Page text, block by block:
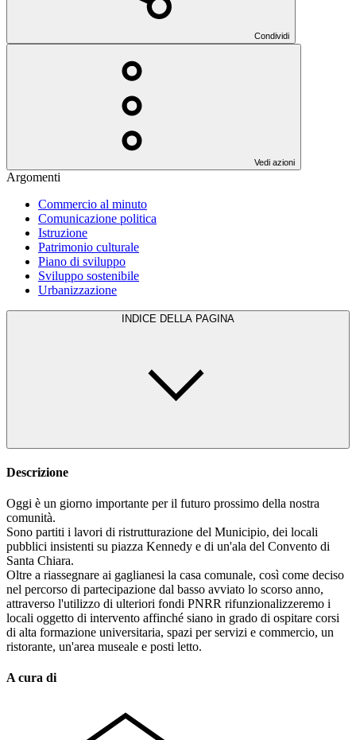
Condividi
Vedi azioni
Argomenti
Commercio al minuto
Comunicazione politica
Istruzione
Patrimonio culturale
Piano di sviluppo
Sviluppo sostenibile
Urbanizzazione
INDICE DELLA PAGINA
Descrizione
Oggi è un giorno importante per il futuro prossimo della nostra
comunità.
Sono partiti i lavori di ristrutturazione del Municipio, dei locali
pubblici insistenti su piazza Kennedy e di un'ala del Convento di
Santa Chiara.
Oltre a riassegnare ai gaglianesi la casa comunale, così come deciso
nel percorso di partecipazione dal basso avviato lo scorso anno,
attraverso l'utilizzo di ulteriori fondi PNRR rifunzionalizzeremo i
locali oggetto di intervento affinché siano in grado di ospitare corsi
di alta formazione universitaria, spazi per servizi e commercio, un
ristorante, un'area museale e posti letto.
A cura di